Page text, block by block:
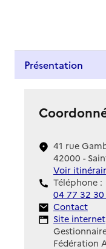
Présentation
41 rue
42000 -
Voir
Téléphone :
04 77 32 30
Contact
Contact
Site Internet
Site internet
Fédération